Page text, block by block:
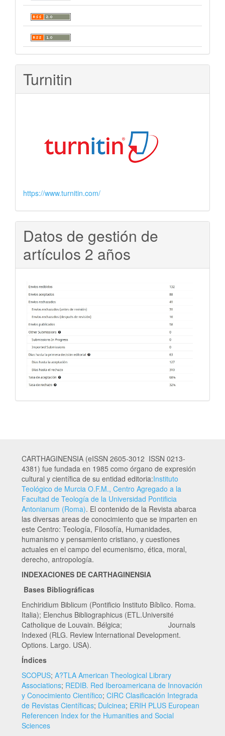
Turnitin
https://www.turnitin.com/
Datos de gestión de
artículos 2 años
CARTHAGINENSIA (eISSN 2605-3012 ISSN 0213-
4381) fue fundada en 1985 como órgano de expresión
cultural y científica de su entidad editoria:Instituto
Teológico de Murcia O.F.M., Centro Agregado a la
Facultad de Teología de la Universidad Pontificia
Antonianum (Roma). El contenido de la Revista abarca
las diversas areas de conocimiento que se imparten en
este Centro: Teología, Filosofía, Humanidades,
humanismo y pensamiento cristiano, y cuestiones
actuales en el campo del ecumenismo, ética, moral,
derecho, antropología.
INDEXACIONES DE CARTHAGINENSIA
Bases Bibliográficas
Enchiridium Biblicum (Pontificio Instituto Bíblico. Roma.
Italia); Elenchus Bibliographicus (ETL.Université
Catholique de Louvain. Bélgica; Journals
Indexed (RLG. Review International Development.
Options. Largo. USA).
Índices
SCOPUS; A?TLA American Theological Library
Associations; REDIB. Red Iberoamericana de Innovación
y Conocimiento Científico; CIRC Clasificación Integrada
de Revistas Científicas; Dulcinea; ERIH PLUS European
Referencen Index for the Humanities and Social
Sciences